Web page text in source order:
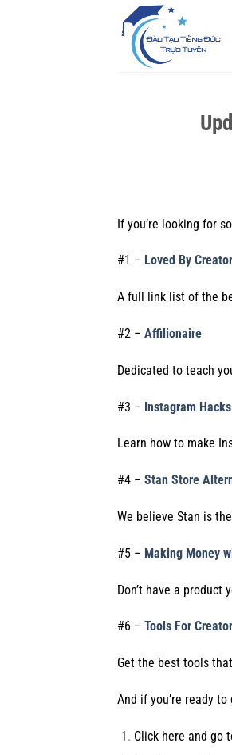
If you’re looking for
#1 – Loved By
A full link list of the
#2 – Affilionaire
Dedicated to teach
#3 – Instagram Hacks
Learn how to make
#4 – Stan Store
We believe Stan is
#5 – Making Money
Don’t have a product
#6 – Tools For
Get the best tools
And if you’re ready
Click here and go